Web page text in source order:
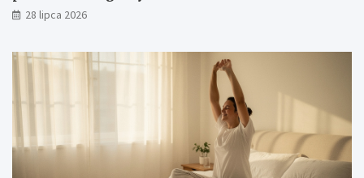
28 lipca 2026